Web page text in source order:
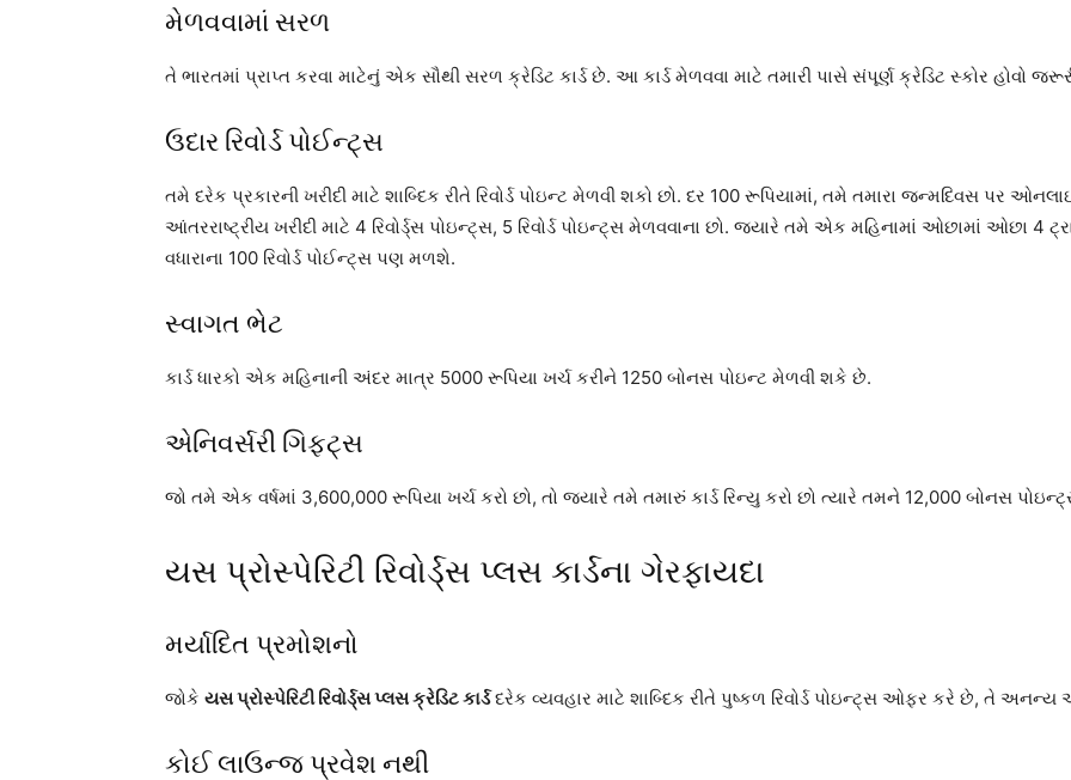
મેળવવામાં સરળ
તે ભારતમાં પ્રાપ્ત કરવા માટેનું એક સૌથી સરળ ક્રેડિટ કાર્ડ છે. આ કાર્ડ મેળવવા માટે તમારી પાસે સંપૂર્ણ ક્રેડિટ સ્કોર હોવો
ઉદાર રિવોર્ડ પોઈન્ટ્સ
તમે દરેક પ્રકારની ખરીદી માટે શાબ્દિક રીતે રિવોર્ડ પોઇન્ટ મેળવી શકો છો. દર 100 રૂપિયામાં, તમે તમારા જન્મદિવસ પર
આંતરરાષ્ટ્રીય ખરીદી માટે 4 રિવોર્ડ્સ પોઇન્ટ્સ, 5 રિવોર્ડ પોઇન્ટ્સ મેળવવાના છો. જ્યારે તમે એક મહિનામાં ઓછામાં ઓછા 4
વધારાના 100 રિવોર્ડ પોઈન્ટ્સ પણ મળશે.
સ્વાગત ભેટ
કાર્ડ ધારકો એક મહિનાની અંદર માત્ર 5000 રૂપિયા ખર્ચ કરીને 1250 બોનસ પોઇન્ટ મેળવી શકે છે.
એનિવર્સરી ગિફ્ટ્સ
જો તમે એક વર્ષમાં 3,600,000 રૂપિયા ખર્ચ કરો છો, તો જ્યારે તમે તમારું કાર્ડ રિન્યુ કરો છો ત્યારે તમને 12,000 બોનસ
યસ પ્રોસ્પેરિટી રિવોર્ડ્સ પ્લસ કાર્ડના ગેરફાયદા
મર્યાદિત પ્રમોશનો
જોકે યસ પ્રોસ્પેરિટી રિવોર્ડ્સ પ્લસ ક્રેડિટ કાર્ડદરેક વ્યવહાર માટે શાબ્દિક રીતે પુષ્કળ રિવોર્ડ પોઇન્ટ્સ ઓફર કરે છે, તે
કોઈ લાઉન્જ પ્રવેશ નથી